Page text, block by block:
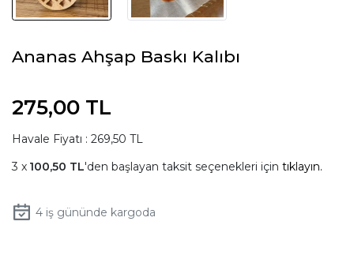
Ananas Ahşap Baskı Kalıbı
275,00 TL
Havale Fiyatı : 269,50 TL
100,50 TL'den başlayan taksit seçenekleri için tıklayın.
4iş gününde kargoda